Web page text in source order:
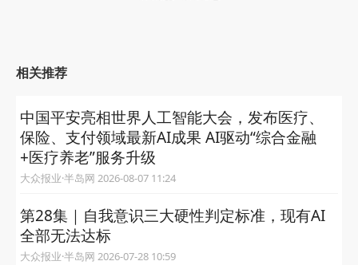
相关推荐
中国平安亮相世界人工智能大会，发布医疗、
保险、支付领域最新AI成果 AI驱动“综合金融
+医疗养老”服务升级
大众报业·半岛网 2026-08-07 11:24
第28集｜自我意识三大硬性判定标准，现有AI
全部无法达标
大众报业·半岛网 2026-07-28 10:59